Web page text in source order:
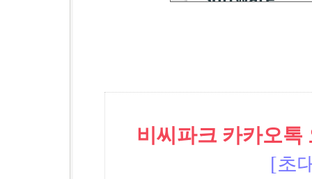
비씨파크 카카오톡
[초